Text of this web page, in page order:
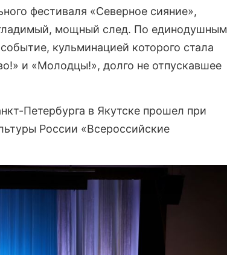
фестиваля «Северное сияние»,
мощный след. По единодушным
кульминацией которого стала
и «Молодцы!», долго не отпускавшее
Петербурга в Якутске прошел при
России «Всероссийские